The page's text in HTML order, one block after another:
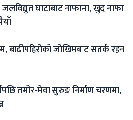
घाटाबाट नाफामा, खुद नाफा
बाढीपहिरोको जोखिमबाट सतर्क रहन
तमोर-मेवा सुरुङ निर्माण चरणमा,